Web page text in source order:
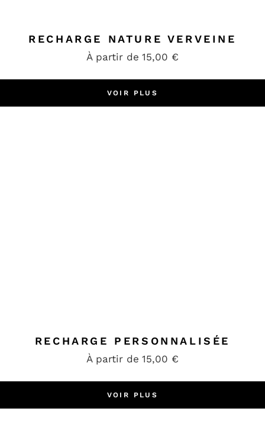
RECHARGE NATURE VERVEINE
À partir de 15,00 €
VOIR PLUS
RECHARGE PERSONNALISÉE
À partir de 15,00 €
VOIR PLUS